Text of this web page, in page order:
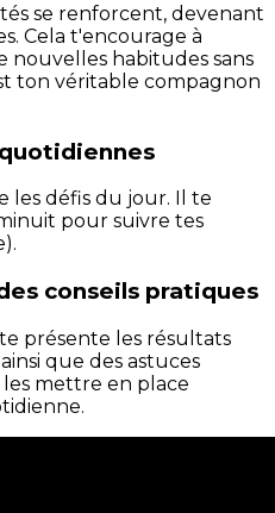
se renforcent, devenant
Cela t'encourage à
nouvelles habitudes sans
ton véritable compagnon
les défis du jour. Il te
pour suivre tes
conseils pratiques
présente les résultats
que des astuces
mettre en place